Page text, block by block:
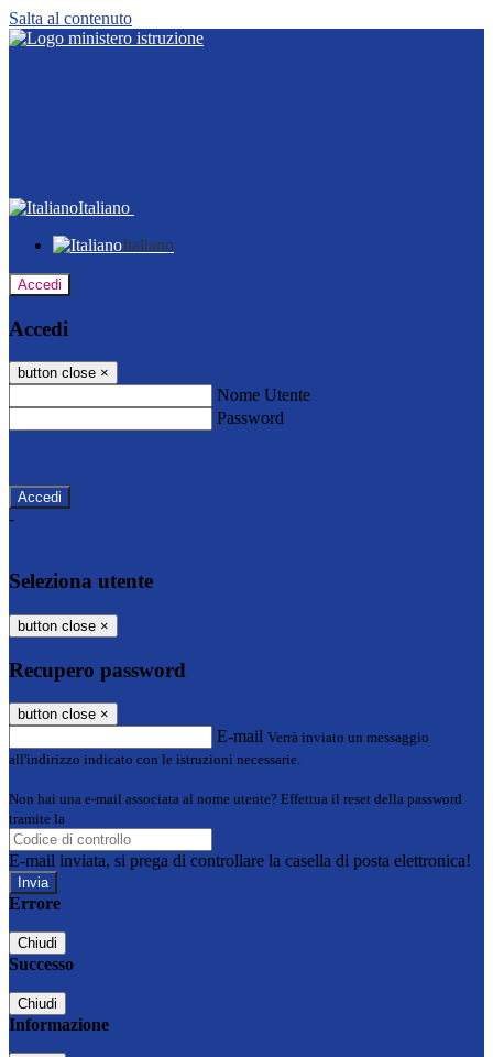
Salta al contenuto
Italiano
Italiano
Accedi
Accedi
button close ×
Nome Utente
Password
-
Seleziona utente
button close ×
Recupero password
button close ×
E-mail Verrà inviato un messaggio
all'indirizzo indicato con le istruzioni necessarie.
Non hai una e-mail associata al nome utente? Effettua il reset della password
tramite la
E-mail inviata, si prega di controllare la casella di posta elettronica!
Errore
Chiudi
Successo
Chiudi
Informazione